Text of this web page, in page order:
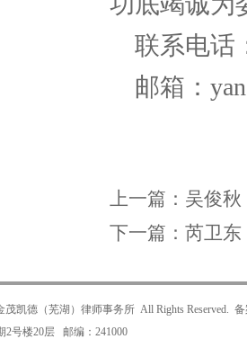
联系电话
邮箱：
上一篇： 吴俊秋
下一篇： 芮卫东
茂凯德（芜湖）律师事务所 All Rights Reserved.
2号楼20层 邮编：241000